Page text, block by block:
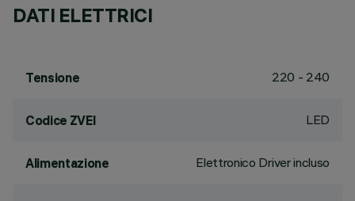
DATI ELETTRICI
Tensione 220 - 240
Codice ZVEI LED
Alimentazione Elettronico Driver incluso